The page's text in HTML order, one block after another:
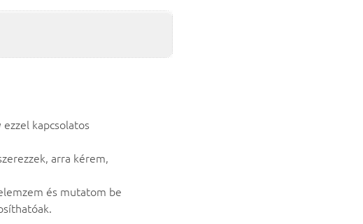
kapcsolatos
arra kérem,
és mutatom be